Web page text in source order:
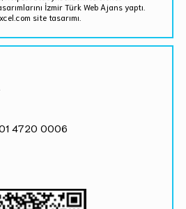
İzmir Türk Web Ajans yaptı.
site tasarımı.
4720 0006